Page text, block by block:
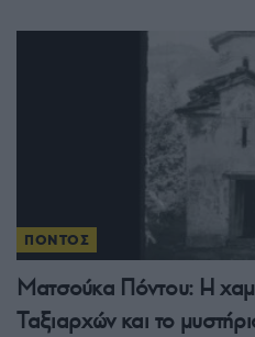
ΠΟΝΤΟΣ
Ματσούκα Πόντου: Η
Ταξιαρχών και το